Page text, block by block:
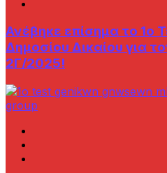
Ανέβηκε επίσημα το 1ο
Δημοσίου Δικαίου για
2Γ/2025!